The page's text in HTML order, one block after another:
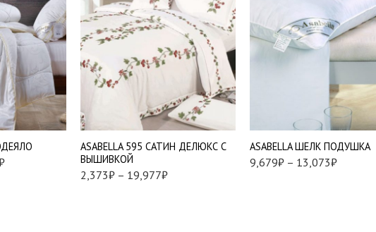
АSABELLA 595 САТИН ДЕЛЮКС С
ВЫШИВКОЙ
2,373₽ – 19,977₽
Евро
Наволочки 50*70 см -
2 шт
Наволочки 70*70 см -
АSABELLA ШЕЛК ПОДУШКА
9,679₽ – 13,073₽
Подушки 70*70 см.